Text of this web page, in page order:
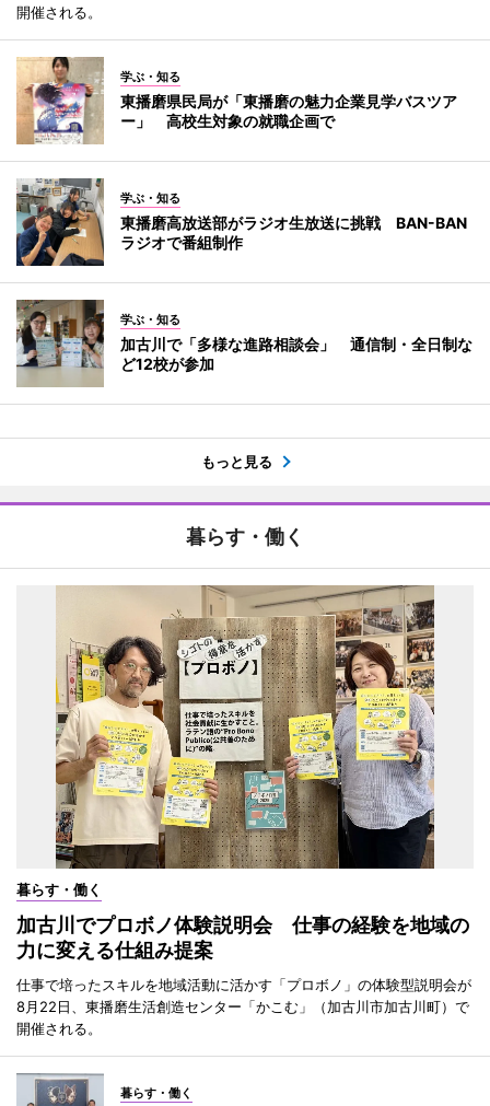
開催される。
学ぶ・知る
東播磨県民局が「東播磨の魅力企業見学バスツア
ー」 高校生対象の就職企画で
学ぶ・知る
東播磨高放送部がラジオ生放送に挑戦 BAN-BAN
ラジオで番組制作
学ぶ・知る
加古川で「多様な進路相談会」 通信制・全日制な
ど12校が参加
もっと見る
暮らす・働く
暮らす・働く
加古川でプロボノ体験説明会 仕事の経験を地域の
力に変える仕組み提案
仕事で培ったスキルを地域活動に活かす「プロボノ」の体験型説明会が
8月22日、東播磨生活創造センター「かこむ」（加古川市加古川町）で
開催される。
暮らす・働く